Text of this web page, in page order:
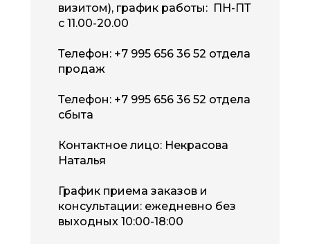
визитом), график работы: ПН-ПТ
с 11.00-20.00
Телефон: +7 995 656 36 52 отдела
продаж
Телефон: +7 995 656 36 52 отдела
сбыта
Контактное лицо: Некрасова
Наталья
График приема заказов и
консультации: ежедневно без
выходных 10:00-18:00